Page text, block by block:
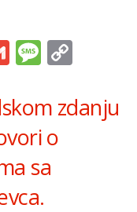
Gmail
zdanju
o
sa